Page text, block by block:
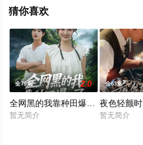
剧、电视猫或剧情网等平台了解。
猜你喜欢
全79集 2.0
全网黑的我靠种田爆红了
暂无简介
全63集
夜色轻颤时
暂无简介